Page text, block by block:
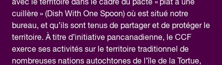
avec le territoire dans le cadre du pacte « plat à une
cuillère » (Dish With One Spoon) où est situé notre
bureau, et qu’ils sont tenus de partager et de protéger le
territoire. À titre d’initiative pancanadienne, le CCF
exerce ses activités sur le territoire traditionnel de
nombreuses nations autochtones de l’île de la Tortue,